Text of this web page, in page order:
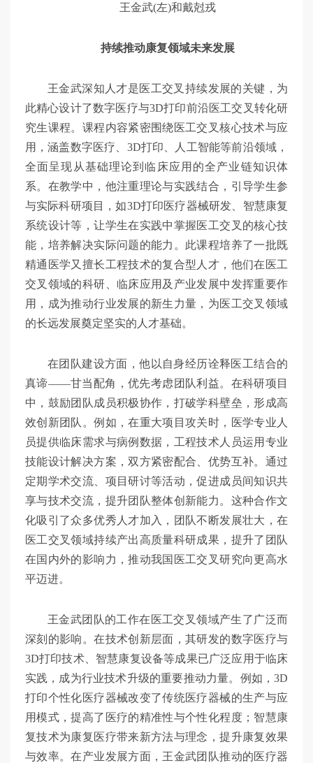
王金武(左)和戴尅戎
持续推动康复领域未来发展
王金武深知人才是医工交叉持续发展的关键，为
此精心设计了数字医疗与3D打印前沿医工交叉转化研
究生课程。课程内容紧密围绕医工交叉核心技术与应
用，涵盖数字医疗、3D打印、人工智能等前沿领域，
全面呈现从基础理论到临床应用的全产业链知识体
系。在教学中，他注重理论与实践结合，引导学生参
与实际科研项目，如3D打印医疗器械研发、智慧康复
系统设计等，让学生在实践中掌握医工交叉的核心技
能，培养解决实际问题的能力。此课程培养了一批既
精通医学又擅长工程技术的复合型人才，他们在医工
交叉领域的科研、临床应用及产业发展中发挥重要作
用，成为推动行业发展的新生力量，为医工交叉领域
的长远发展奠定坚实的人才基础。
在团队建设方面，他以自身经历诠释医工结合的
真谛——甘当配角，优先考虑团队利益。在科研项目
中，鼓励团队成员积极协作，打破学科壁垒，形成高
效创新团队。例如，在重大项目攻关时，医学专业人
员提供临床需求与病例数据，工程技术人员运用专业
技能设计解决方案，双方紧密配合、优势互补。通过
定期学术交流、项目研讨等活动，促进成员间知识共
享与技术交流，提升团队整体创新能力。这种合作文
化吸引了众多优秀人才加入，团队不断发展壮大，在
医工交叉领域持续产出高质量科研成果，提升了团队
在国内外的影响力，推动我国医工交叉研究向更高水
平迈进。
王金武团队的工作在医工交叉领域产生了广泛而
深刻的影响。在技术创新层面，其研发的数字医疗与
3D打印技术、智慧康复设备等成果已广泛应用于临床
实践，成为行业技术升级的重要推动力量。例如，3D
打印个性化医疗器械改变了传统医疗器械的生产与应
用模式，提高了医疗的精准性与个性化程度；智慧康
复技术为康复医疗带来新方法与理念，提升康复效果
与效率。在产业发展方面，王金武团队推动的医疗器